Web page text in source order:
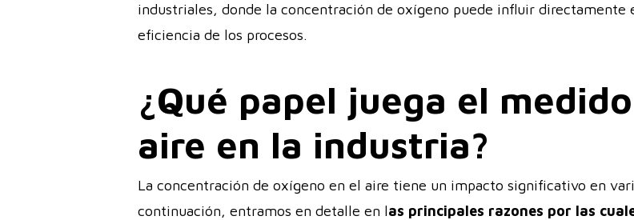
industriales, donde la concentración de oxígeno puede influir directamente
eficiencia de los procesos.
¿Qué papel juega el
aire en la industria?
La concentración de oxígeno en el aire tiene un impacto significativo en
continuación, entramos en detalle en las principales razones por las